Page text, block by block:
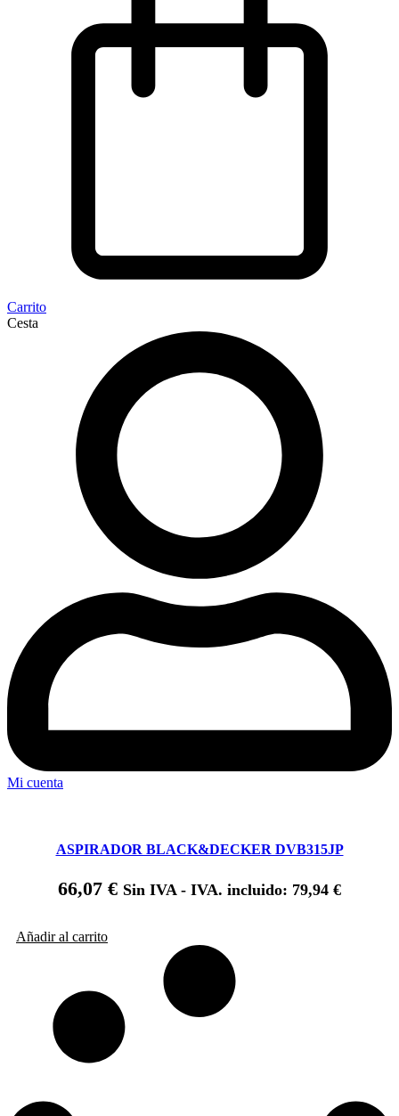
Carrito
Cesta
Mi cuenta
ASPIRADOR BLACK&DECKER DVB315JP
66,07 € Sin IVA - IVA. incluido: 79,94 €
Añadir al carrito